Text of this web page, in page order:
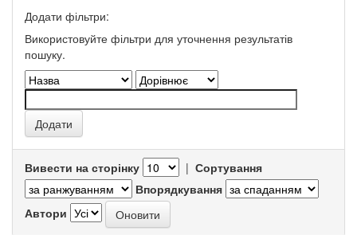
Додати фільтри:
Використовуйте фільтри для уточнення результатів
пошуку.
Вивести на сторінку | Сортування
Впорядкування
Автори